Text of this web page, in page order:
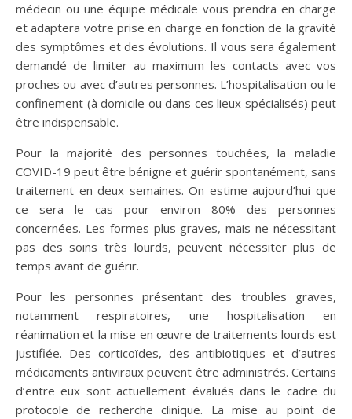
médecin ou une équipe médicale vous prendra en charge
et adaptera votre prise en charge en fonction de la gravité
des symptômes et des évolutions. Il vous sera également
demandé de limiter au maximum les contacts avec vos
proches ou avec d’autres personnes. L’hospitalisation ou le
confinement (à domicile ou dans ces lieux spécialisés) peut
être indispensable.
Pour la majorité des personnes touchées, la maladie
COVID-19 peut être bénigne et guérir spontanément, sans
traitement en deux semaines. On estime aujourd’hui que
ce sera le cas pour environ 80% des personnes
concernées. Les formes plus graves, mais ne nécessitant
pas des soins très lourds, peuvent nécessiter plus de
temps avant de guérir.
Pour les personnes présentant des troubles graves,
notamment respiratoires, une hospitalisation en
réanimation et la mise en œuvre de traitements lourds est
justifiée. Des corticoïdes, des antibiotiques et d’autres
médicaments antiviraux peuvent être administrés. Certains
d’entre eux sont actuellement évalués dans le cadre du
protocole de recherche clinique. La mise au point de